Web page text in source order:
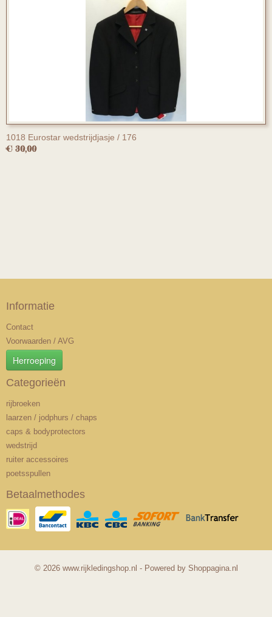
1018 Eurostar wedstrijdjasje / 176
€ 30,00
Informatie
Contact
Voorwaarden / AVG
Herroeping
Categorieën
rijbroeken
laarzen / jodphurs / chaps
caps & bodyprotectors
wedstrijd
ruiter accessoires
poetsspullen
Betaalmethodes
© 2026 www.rijkledingshop.nl - Powered by Shoppagina.nl